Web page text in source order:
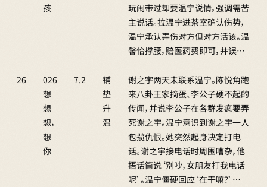
孩
玩闹带过却要温宁说情，强调需苦
主说话。拉温宁进茶室确认伤势，
温宁承认弄伤对方但对方活该。温
馨怡撑腰，赔医药费即可，并误…
26
026
想
想
想，
想
你
7.2
铺
垫
升
温
谢之宇两天未联系温宁。陈悦角跑
来八卦王家摘蛋、李公子硬不起的
传闻，并说李公子在各群发疯要弄
死谢之宇。温宁意识到谢之宇一人
包揽仇恨。她突然起身决定打电
话。谢之宇接电话时周围嘈杂，他
捂话筒说‘别吵，女朋友打我电话
呢’。温宁僵硬回应‘在干嘛？’…